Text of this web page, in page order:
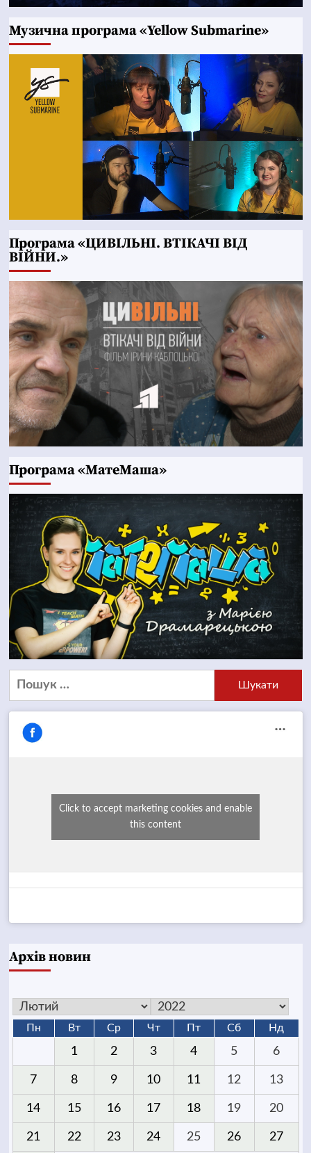
Музична програма «Yellow Submarine»
Програма «ЦИВІЛЬНІ. ВТІКАЧІ ВІД
ВІЙНИ.»
Програма «МатеМаша»
Пошук:
Click to accept marketing cookies and enable
this content
Архів новин
Пн Вт Ср Чт Пт Сб Нд
1 2 3 4 5 6
7 8 9 10 11 12 13
14 15 16 17 18 19 20
21 22 23 24 25 26 27